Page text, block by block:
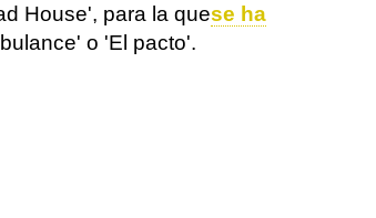
House', para la quese ha
o 'El pacto'.